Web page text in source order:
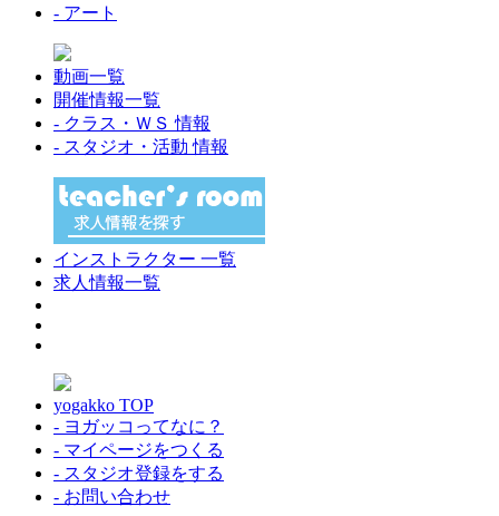
- アート
動画一覧
開催情報一覧
- クラス・ＷＳ 情報
- スタジオ・活動 情報
インストラクター 一覧
求人情報一覧
yogakko TOP
- ヨガッコってなに？
- マイページをつくる
- スタジオ登録をする
- お問い合わせ